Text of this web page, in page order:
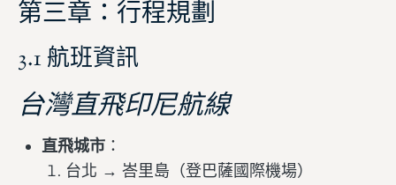
第三章：行程規劃
3.1 航班資訊
台灣直飛印尼航線
直飛城市 ：
台北 → 峇里島（登巴薩國際機場）